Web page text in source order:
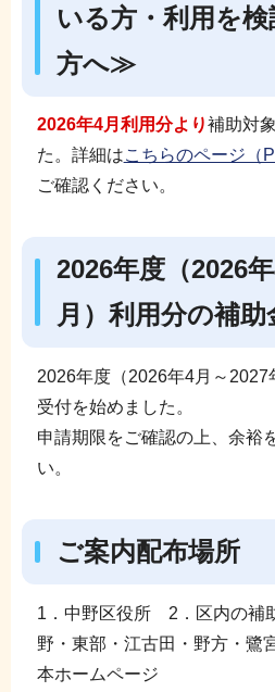
いる方・利用を
方へ≫
2026年4月 利用分より補助対
た。詳細はこちらのページ（
ご確認ください。
2026年度（2026
月）利用分の補助
2026年度（2026年4月～2027
受付を始めました。
申請期限をご確認の上、余裕
い。
ご案内配布場所
1．中野区役所 2．区内の補
野・東部・江古田・野方・鷺
本ホームページ